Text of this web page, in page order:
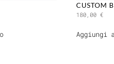
CUSTOM
180,00 €